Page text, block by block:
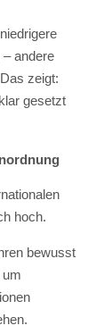
andere
zeigt:
gesetzt
hoch.
bewusst
um